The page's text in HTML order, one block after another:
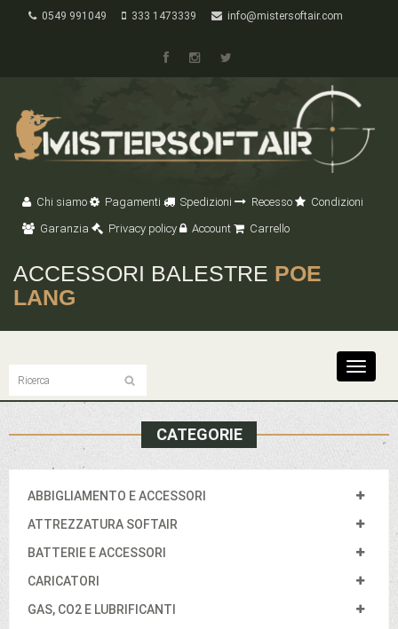
0549 991049 333 1473339 info@mistersoftair.com
Chi siamo Pagamenti Spedizioni Recesso
Condizioni
Garanzia
Privacy policy Account Carrello
ACCESSORI BALESTRE POE
LANG
Toggle
CATEGORIE
ABBIGLIAMENTO E ACCESSORI
ATTREZZATURA SOFTAIR
BATTERIE E ACCESSORI
CARICATORI
GAS, CO2 E LUBRIFICANTI